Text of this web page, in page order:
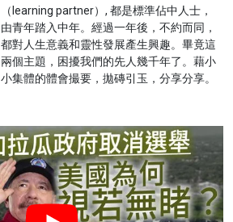
（learning partner）, 都是標準佔中人士，
由青年踏入中年。經過一年後，不約而同，
都對人生意義和靈性發展產生興趣。畢竟這
兩個主題，困擾我們的先人幾千年了。藉小
小集體的體會撮要，拋磚引玉，分享分享。